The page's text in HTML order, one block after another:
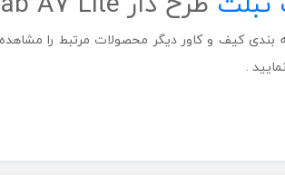
بندی کیف و کاور دیگر محصولات مرتبط را
.